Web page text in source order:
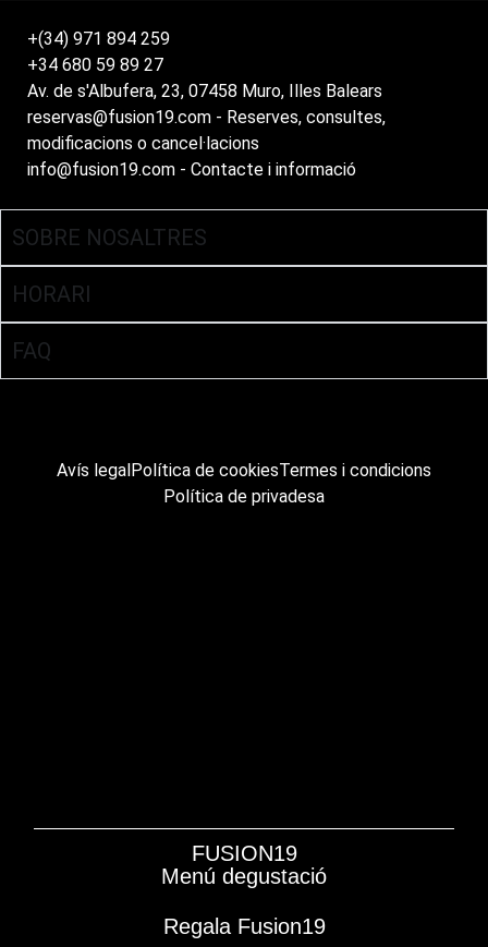
+(34) 971 894 259
+34 680 59 89 27
Av. de s'Albufera, 23, 07458 Muro, Illes Balears
reservas@fusion19.com - Reserves, consultes,
modificacions o cancel·lacions
info@fusion19.com - Contacte i informació
SOBRE NOSALTRES
HORARI
FAQ
Avís legalPolítica de cookiesTermes i condicions
Política de privadesa
FUSION19
Menú degustació
Regala Fusion19